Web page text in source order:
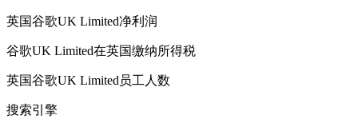
英国谷歌UK Limited净利润
谷歌UK Limited在英国缴纳所得税
英国谷歌UK Limited员工人数
搜索引擎